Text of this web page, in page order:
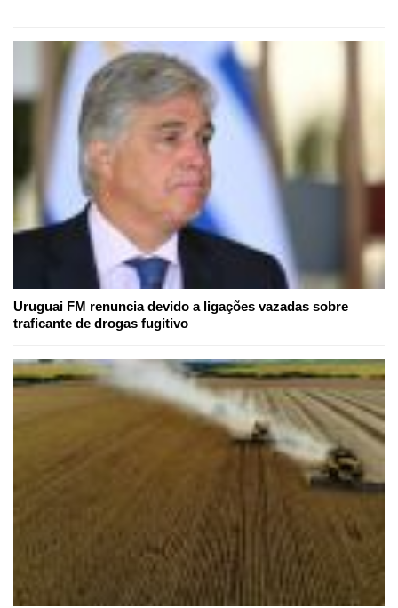
Uruguai FM renuncia devido a ligações vazadas sobre
traficante de drogas fugitivo